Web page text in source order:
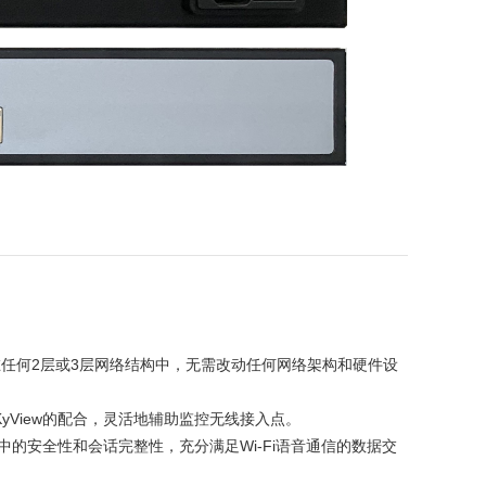
何2层或3层网络结构中，无需改动任何网络架构和硬件设
的配合，灵活地辅助监控无线接入点。
的安全性和会话完整性，充分满足Wi-Fi语音通信的数据交